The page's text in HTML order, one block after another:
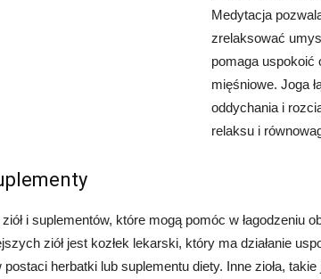
Medytacja
zrelaksować
pomaga uspokoić
mięśniowe. Joga
oddychania i
relaksu i
i suplementów, które mogą pomóc w łagodzeniu
ziół jest kozłek lekarski, który ma działanie
herbatki lub suplementu diety. Inne zioła,